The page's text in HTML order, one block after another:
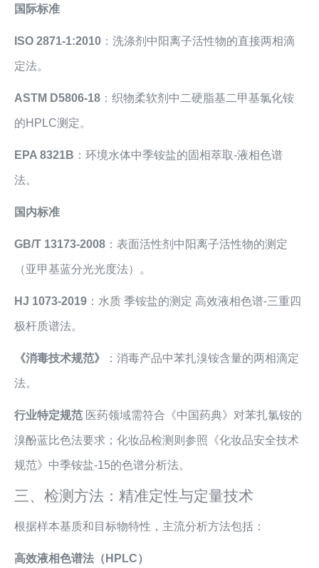
国际标准
ISO 2871-1:2010 ：洗涤剂中阳离子活性物的直接两相滴
定法。
ASTM D5806-18 ：织物柔软剂中二硬脂基二甲基氯化铵
的HPLC测定。
EPA 8321B ：环境水体中季铵盐的固相萃取-液相色谱
法。
国内标准
GB/T 13173-2008 ：表面活性剂中阳离子活性物的测定
（亚甲基蓝分光光度法）。
HJ 1073-2019 ：水质 季铵盐的测定 高效液相色谱-三重四
极杆质谱法。
《消毒技术规范》 ：消毒产品中苯扎溴铵含量的两相滴定
法。
行业特定规范 医药领域需符合《中国药典》对苯扎氯铵的
溴酚蓝比色法要求；化妆品检测则参照《化妆品安全技术
规范》中季铵盐-15的色谱分析法。
三、检测方法：精准定性与定量技术
根据样本基质和目标物特性，主流分析方法包括：
高效液相色谱法（HPLC）